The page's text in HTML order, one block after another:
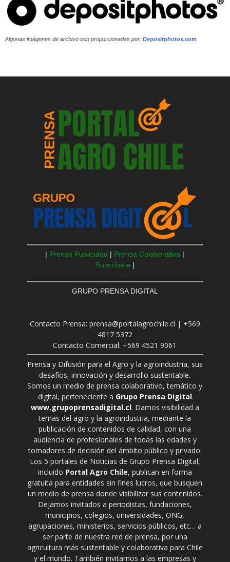
Algunas imágenes de archivo son proporcionadas por: Depositphotos.com
| Prensa Publicidad | Prensa Colaborativa |
Suscríbete |
GRUPO PRENSA DIGITAL
Contacto Prensa: prensa@portalagrochile.cl | +569
4817 5372
Contacto Comercial: +569 4521 9061
Prensa y Difusión para el Agro y la agroindustria, sus
desafíos, innovación y desarrollo sustentable.
Somos un medio de prensa colaborativo, temático y
digital, perteneciente a Grupo Prensa Digital
www.grupoprensadigital.cl. Damos visibilidad a
temas del agro y la agroindustria, mediante la
publicación de contenidos de calidad, con una
audiencia de profesionales de todas las edades y
tomadores de decisión del ámbito público y privado.
Los 5 portales de Noticias de Grupo Prensa Digital,
incluido Portal Agro Chile, publican en forma
gratuita para entidades sin fines lucros, que busquen
un medio de prensa donde visibilizar sus contenidos.
Dejamos invitados a periodistas, fundaciones,
municipios, colegios, universidades, ONG,
agrupaciones, ministerios, servicios públicos, etc… a
ser parte de nuestra red de prensa, por una
agricultura más sustentable y colaborativa para Chile
y el mundo. También invitamos a las empresas y